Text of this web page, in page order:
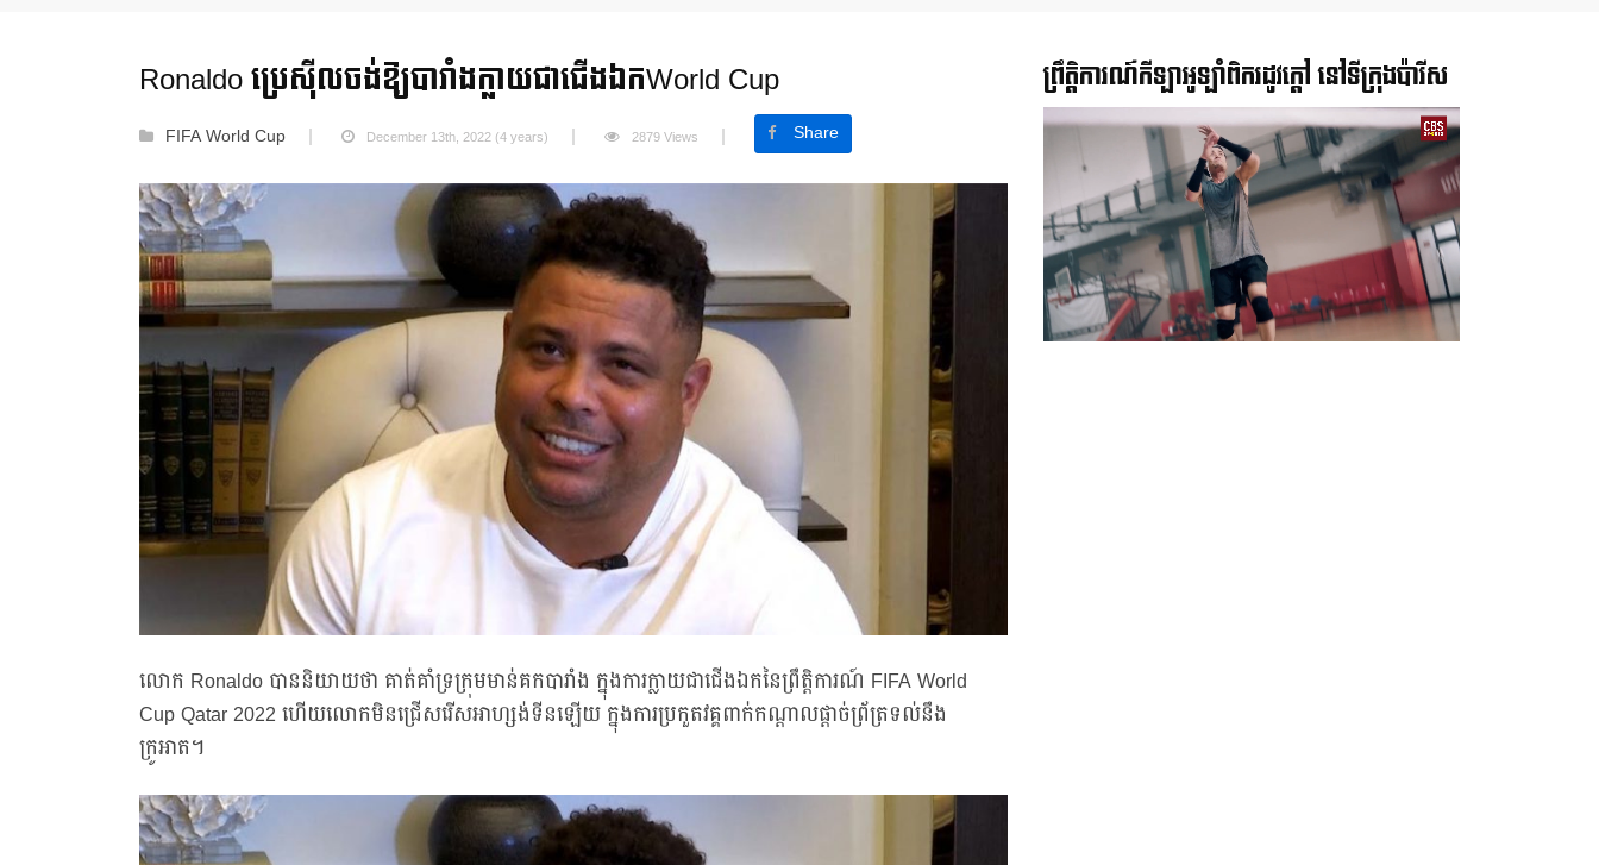
Ronaldo ប្រេស៊ីលចង់ឱ្យបារាំងក្លាយជាជើងឯកWorld Cup
FIFA World Cup December 13th, 2022 (4 years) 2879 Views Share
លោក Ronaldo បាននិយាយថា គាត់គាំទ្រក្រុមមាន់គកបារាំង ក្នុងការក្លាយជាជើងឯកនៃព្រឹត្តិការណ៍ FIFA World
Cup Qatar 2022 ហើយលោកមិនជ្រើសរើសអាហ្សង់ទីនឡើយ ក្នុងការប្រកួតវគ្គពាក់កណ្ដាលផ្ដាច់ព្រ័ត្រទល់នឹង
ក្រូអាត។
ព្រឹត្តិការណ៍កីឡាអូឡាំពិករដូវក្ដៅ នៅទីក្រុងប៉ារីស